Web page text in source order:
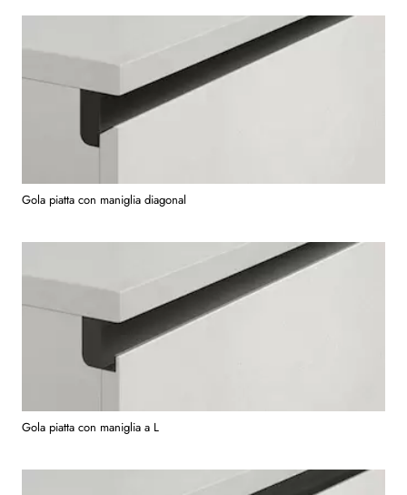
Gola piatta con maniglia diagonal
Gola piatta con maniglia a L